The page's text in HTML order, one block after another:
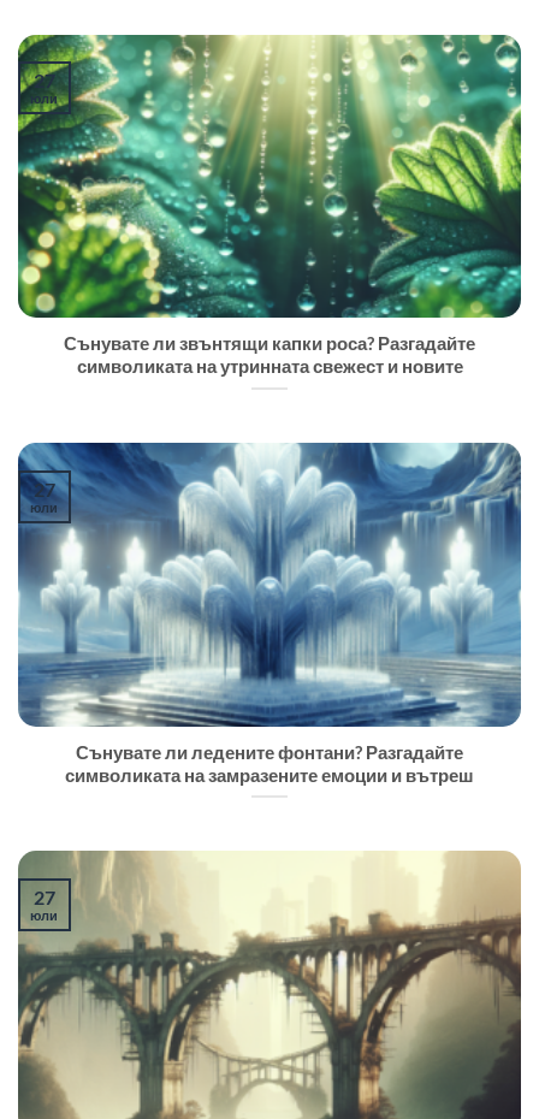
Сънувате ли звънтящи капки роса? Разгадайте
символиката на утринната свежест и новите
27
юли
Сънувате ли ледените фонтани? Разгадайте
символиката на замразените емоции и вътреш
27
юли
27
юли